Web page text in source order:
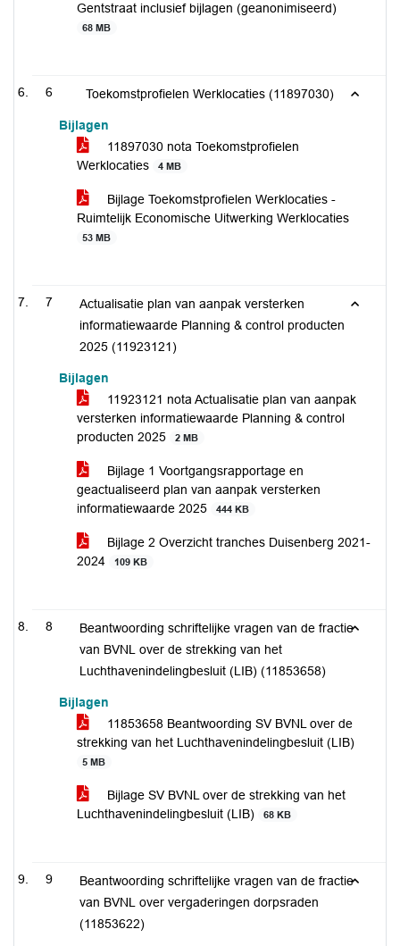
Gentstraat inclusief bijlagen (geanonimiseerd)
68 MB
6 Toekomstprofielen Werklocaties (11897030)
Bijlagen
11897030 nota Toekomstprofielen
Werklocaties
4 MB
Bijlage Toekomstprofielen Werklocaties -
Ruimtelijk Economische Uitwerking Werklocaties
53 MB
7
Actualisatie plan van aanpak versterken
informatiewaarde Planning & control producten
2025 (11923121)
Bijlagen
11923121 nota Actualisatie plan van aanpak
versterken informatiewaarde Planning & control
producten 2025
2 MB
Bijlage 1 Voortgangsrapportage en
geactualiseerd plan van aanpak versterken
informatiewaarde 2025
444 KB
Bijlage 2 Overzicht tranches Duisenberg 2021-
2024
109 KB
8
Beantwoording schriftelijke vragen van de fractie
van BVNL over de strekking van het
Luchthavenindelingbesluit (LIB) (11853658)
Bijlagen
11853658 Beantwoording SV BVNL over de
strekking van het Luchthavenindelingbesluit (LIB)
5 MB
Bijlage SV BVNL over de strekking van het
Luchthavenindelingbesluit (LIB)
68 KB
9
Beantwoording schriftelijke vragen van de fractie
van BVNL over vergaderingen dorpsraden
(11853622)